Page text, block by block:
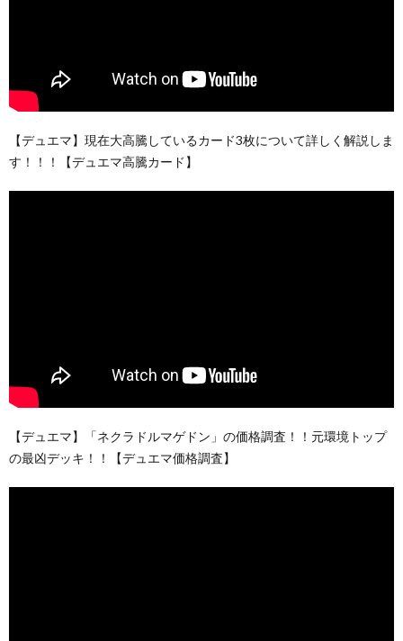
【デュエマ】現在大高騰しているカード3枚について詳しく解説しま
す！！！【デュエマ高騰カード】
【デュエマ】「ネクラドルマゲドン」の価格調査！！元環境トップ
の最凶デッキ！！【デュエマ価格調査】